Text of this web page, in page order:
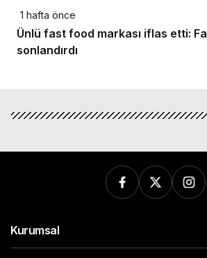
1 hafta önce
Ünlü fast food markası iflas etti:
sonlandırdı
Kurumsal